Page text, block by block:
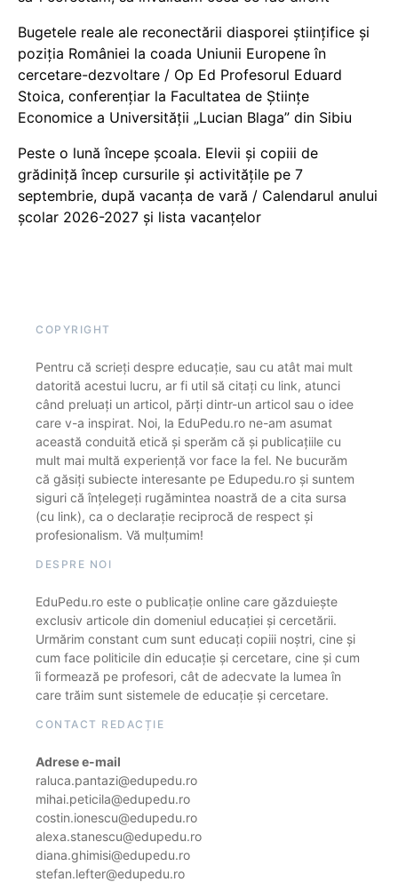
Bugetele reale ale reconectării diasporei științifice și
poziția României la coada Uniunii Europene în
cercetare-dezvoltare / Op Ed Profesorul Eduard
Stoica, conferențiar la Facultatea de Științe
Economice a Universității „Lucian Blaga” din Sibiu
Peste o lună începe școala. Elevii și copiii de
grădiniță încep cursurile și activitățile pe 7
septembrie, după vacanța de vară / Calendarul anului
școlar 2026-2027 și lista vacanțelor
COPYRIGHT
Pentru că scrieți despre educație, sau cu atât mai mult
datorită acestui lucru, ar fi util să citați cu link, atunci
când preluați un articol, părți dintr-un articol sau o idee
care v-a inspirat. Noi, la EduPedu.ro ne-am asumat
această conduită etică și sperăm că și publicațiile cu
mult mai multă experiență vor face la fel. Ne bucurăm
că găsiți subiecte interesante pe Edupedu.ro și suntem
siguri că înțelegeți rugămintea noastră de a cita sursa
(cu link), ca o declarație reciprocă de respect și
profesionalism. Vă mulțumim!
DESPRE NOI
EduPedu.ro este o publicație online care găzduiește
exclusiv articole din domeniul educației și cercetării.
Urmărim constant cum sunt educați copiii noștri, cine și
cum face politicile din educație și cercetare, cine și cum
îi formează pe profesori, cât de adecvate la lumea în
care trăim sunt sistemele de educație și cercetare.
CONTACT REDACȚIE
Adrese e-mail
raluca.pantazi@edupedu.ro
mihai.peticila@edupedu.ro
costin.ionescu@edupedu.ro
alexa.stanescu@edupedu.ro
diana.ghimisi@edupedu.ro
stefan.lefter@edupedu.ro